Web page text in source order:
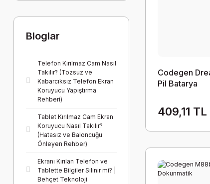
Bloglar
Telefon Kırılmaz Cam Nasıl
Takılır? (Tozsuz ve
Kabarcıksız Telefon Ekran
Koruyucu Yapıştırma
Rehberi)
Tablet Kırılmaz Cam Ekran
Koruyucu Nasıl Takılır?
(Hatasız ve Baloncuğu
Önleyen Rehber)
Ekranı Kırılan Telefon ve
Tablette Bilgiler Silinir mi? |
Behçet Teknoloji
Codegen
Pil Batarya
409,11 TL